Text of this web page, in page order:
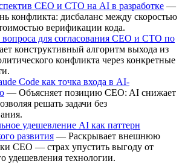
CEO и CTO на AI в разработке —
конфликта: дисбаланс между скоростью
верификации кода.
для согласования CEO и CTO по
конструктивный алгоритм выхода из
конфликта через конкретные
Code как точка входа в AI-
— Объясняет позицию CEO: AI снижает
решать задачи без
удешевление AI как паттерн
развития — Раскрывает внешнюю
CEO — страх упустить выгоду от
удешевления технологии.